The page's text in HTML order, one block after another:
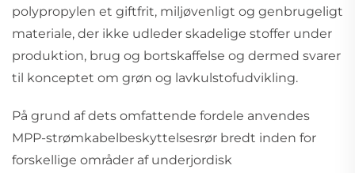
polypropylen et giftfrit, miljøvenligt og genbrugeligt
materiale, der ikke udleder skadelige stoffer under
produktion, brug og bortskaffelse og dermed svarer
til konceptet om grøn og lavkulstofudvikling.
På grund af dets omfattende fordele anvendes
MPP-strømkabelbeskyttelsesrør bredt inden for
forskellige områder af underjordisk